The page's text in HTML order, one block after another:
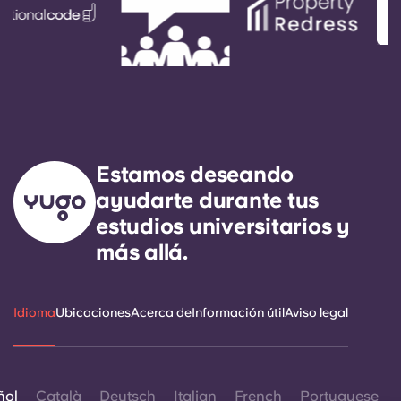
Estamos deseando
ayudarte durante tus
estudios universitarios y
más allá.
IdiomaUbicacionesAcerca deInformación útilAviso legal
Català Deutsch Italian French Portuguese